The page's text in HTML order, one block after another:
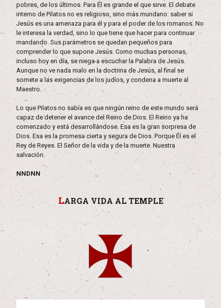
pobres, de los últimos. Para Él es grande el que sirve. El debate
interno de Pilatos no es religioso, sino más mundano: saber si
Jesús es una amenaza para él y para el poder de los romanos. No
le interesa la verdad, sino lo que tiene que hacer para continuar
mandando. Sus parámetros se quedan pequeños para
comprender lo que supone Jesús. Como muchas personas,
incluso hoy en día, se niega a escuchar la Palabra de Jesús.
Aunque no ve nada malo en la doctrina de Jesús, al final se
somete a las exigencias de los judíos, y condena a muerte al
Maestro.
Lo que Pilatos no sabía es que ningún reino de este mundo será
capaz de detener el avance del Reino de Dios. El Reino ya ha
comenzado y está desarrollándose. Esa es la gran sorpresa de
Dios. Esa es la promesa cierta y segura de Dios. Porque Él es el
Rey de Reyes. El Señor de la vida y de la muerte. Nuestra
salvación.
NNDNN
LARGA VIDA AL TEMPLE